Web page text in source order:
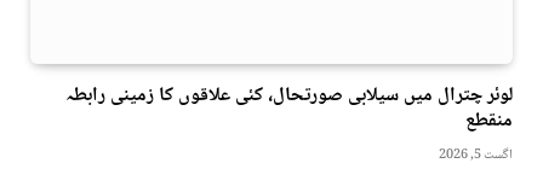
لوئر چترال میں سیلابی صورتحال، کئی علاقوں کا زمینی رابطہ
منقطع
اگست 5, 2026